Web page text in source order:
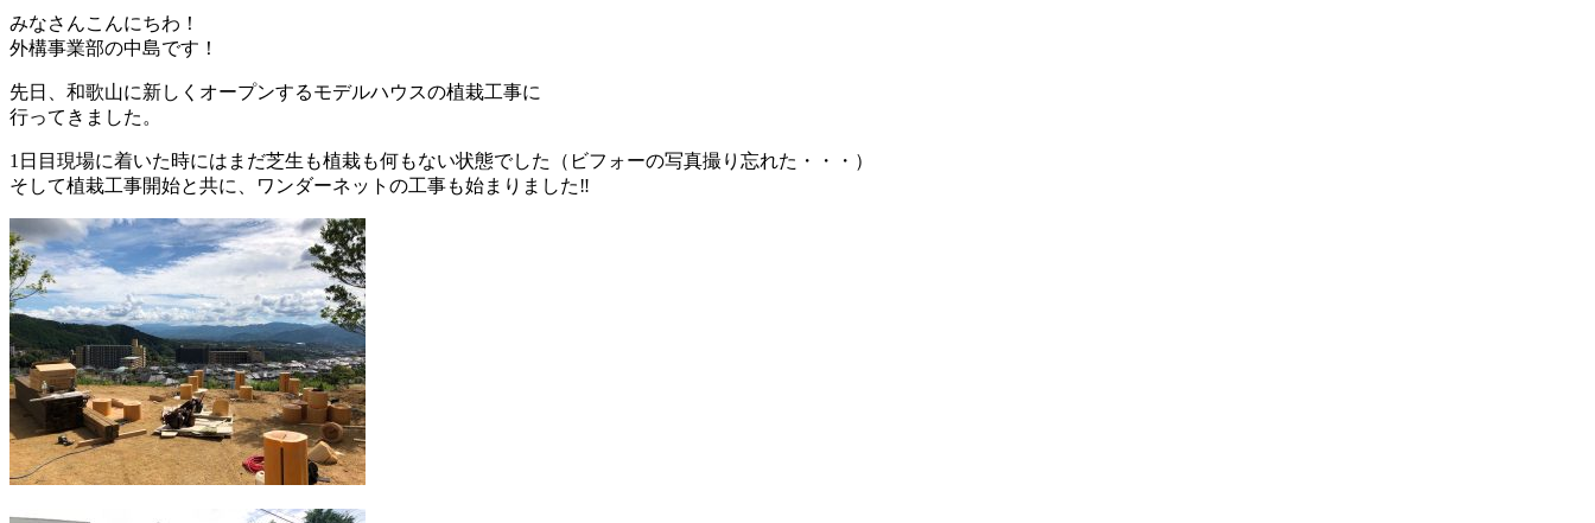
みなさんこんにちわ！
外構事業部の中島です！
先日、和歌山に新しくオープンするモデルハウスの植栽工事に
行ってきました。
1日目現場に着いた時にはまだ芝生も植栽も何もない状態でした（ビフォーの写真撮り忘れた・・・）
そして植栽工事開始と共に、ワンダーネットの工事も始まりました‼